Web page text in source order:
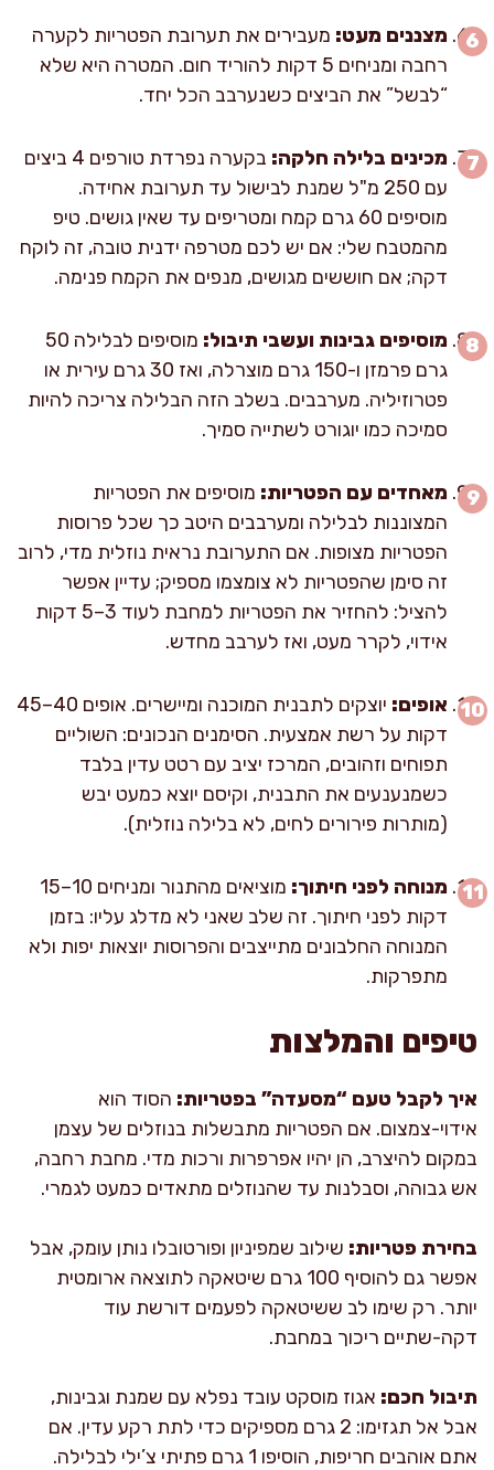
מצננים מעט: מעבירים את תערובת הפטריות לקערה
רחבה ומניחים 5 דקות להוריד חום. המטרה היא שלא
“לבשל” את הביצים כשנערבב הכל יחד.
מכינים בלילה חלקה:
בקערה נפרדת טורפים 4 ביצים
עם 250 מ"ל שמנת לבישול עד תערובת אחידה.
מוסיפים 60 גרם קמח ומטריפים עד שאין גושים. טיפ
מהמטבח שלי: אם יש לכם מטרפה ידנית טובה, זה לוקח
דקה; אם חוששים מגושים, מנפים את הקמח פנימה.
מוסיפים גבינות ועשבי תיבול:
מוסיפים לבלילה 50
גרם פרמזן ו-150 גרם מוצרלה, ואז 30 גרם עירית או
פטרוזיליה. מערבבים. בשלב הזה הבלילה צריכה להיות
סמיכה כמו יוגורט לשתייה סמיך.
מאחדים עם הפטריות: מוסיפים את הפטריות
המצוננות לבלילה ומערבבים היטב כך שכל פרוסות
הפטריות מצופות. אם התערובת נראית נוזלית מדי, לרוב
זה סימן שהפטריות לא צומצמו מספיק; עדיין אפשר
להציל: להחזיר את הפטריות למחבת לעוד 3–5 דקות
אידוי, לקרר מעט, ואז לערבב מחדש.
אופים:
יוצקים לתבנית המוכנה ומיישרים. אופים 40–45
דקות על רשת אמצעית. הסימנים הנכונים: השוליים
תפוחים וזהובים, המרכז יציב עם רטט עדין בלבד
כשמנענעים את התבנית, וקיסם יוצא כמעט יבש
(מותרות פירורים לחים, לא בלילה נוזלית).
מנוחה לפני חיתוך:
מוציאים מהתנור ומניחים 10–15
דקות לפני חיתוך. זה שלב שאני לא מדלג עליו: בזמן
המנוחה החלבונים מתייצבים והפרוסות יוצאות יפות ולא
מתפרקות.
טיפים והמלצות
איך לקבל טעם “מסעדה” בפטריות: הסוד הוא
אידוי-צמצום. אם הפטריות מתבשלות בנוזלים של עצמן
במקום להיצרב, הן יהיו אפרפרות ורכות מדי. מחבת רחבה,
אש גבוהה, וסבלנות עד שהנוזלים מתאדים כמעט לגמרי.
בחירת פטריות: שילוב שמפיניון ופורטובלו נותן עומק, אבל
אפשר גם להוסיף 100 גרם שיטאקה לתוצאה ארומטית
יותר. רק שימו לב ששיטאקה לפעמים דורשת עוד
דקה-שתיים ריכוך במחבת.
תיבול חכם: אגוז מוסקט עובד נפלא עם שמנת וגבינות,
אבל אל תגזימו: 2 גרם מספיקים כדי לתת רקע עדין. אם
אתם אוהבים חריפות, הוסיפו 1 גרם פתיתי צ’ילי לבלילה.